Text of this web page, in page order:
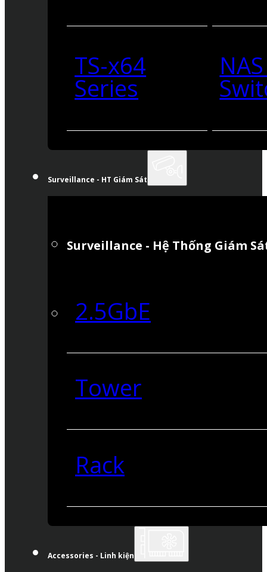
TS-x64
Series
Surveillance - HT Giám Sát
Surveillance - Hệ Thống Giám
2.5GbE
Tower
Rack
Accessories - Linh kiện